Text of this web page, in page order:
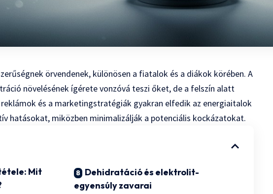
örvendenek, különösen a fiatalok és a diákok körében. A
növelésének ígérete vonzóvá teszi őket, de a felszín alatt
és a marketingstratégiák gyakran elfedik az energiaitalok
hatásokat, miközben minimalizálják a potenciális kockázatokat.
Mit
Dehidratáció és elektrolit-
egyensúly zavarai